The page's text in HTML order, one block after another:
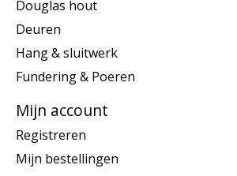
Douglas hout
Deuren
Hang & sluitwerk
Fundering & Poeren
Mijn account
Registreren
Mijn bestellingen